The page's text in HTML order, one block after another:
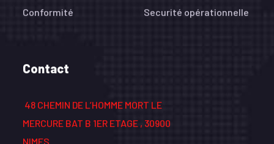
Conformité
Securité opérationnelle
Contact
48 CHEMIN DE L’HOMME MORT LE
MERCURE BAT B 1ER ETAGE , 30900
NIMES